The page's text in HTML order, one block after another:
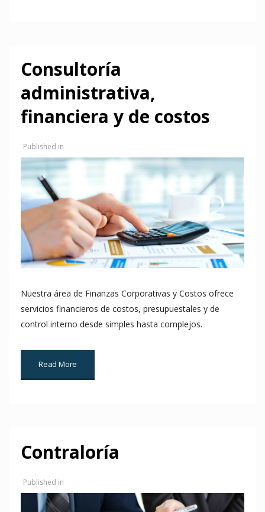
Consultoría
administrativa,
financiera y de costos
Published in
Nuestra área de Finanzas Corporativas y Costos ofrece
servicios financieros de costos, presupuestales y de
control interno desde simples hasta complejos.
Read More
Contraloría
Published in